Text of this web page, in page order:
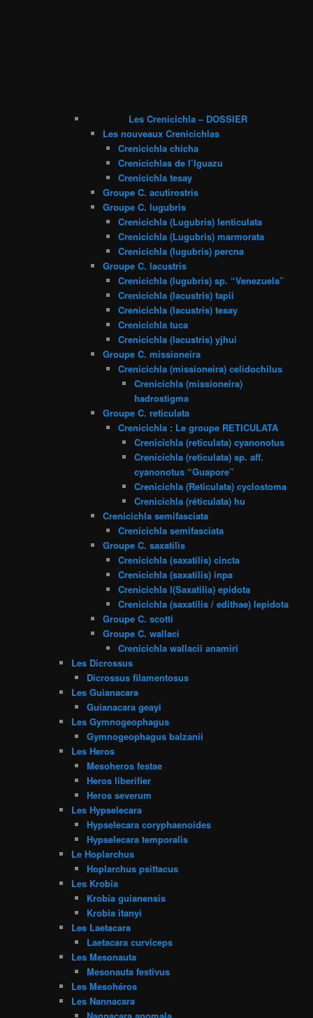
Les Crenicichla – DOSSIER
Les nouveaux Crenicichlas
Crenicichla chicha
Crenicichlas de l’Iguazu
Crenicichla tesay
Groupe C. acutirostris
Groupe C. lugubris
Crenicichla (Lugubris) lenticulata
Crenicichla (Lugubris) marmorata
Crenicichla (lugubris) percna
Groupe C. lacustris
Crenicichla (lugubris) sp. “Venezuela”
Crenicichla (lacustris) tapii
Crenicichla (lacustris) tesay
Crenicichla tuca
Crenicichla (lacustris) yjhui
Groupe C. missioneira
Crenicichla (missioneira) celidochilus
Crenicichla (missioneira)
hadrostigma
Groupe C. reticulata
Crenicichla : Le groupe RETICULATA
Crenicichla (reticulata) cyanonotus
Crenicichla (reticulata) sp. aff.
cyanonotus “Guapore”
Crenicichla (Reticulata) cyclostoma
Crenicichla (réticulata) hu
Crenicichla semifasciata
Crenicichla semifasciata
Groupe C. saxatilis
Crenicichla (saxatilis) cincta
Crenicichla (saxatilis) inpa
Crenicichla l(Saxatilia) epidota
Crenicichla (saxatilis / edithae) lepidota
Groupe C. scotti
Groupe C. wallaci
Crenicichla wallacii anamiri
Les Dicrossus
Dicrossus filamentosus
Les Guianacara
Guianacara geayi
Les Gymnogeophagus
Gymnogeophagus balzanii
Les Heros
Mesoheros festae
Heros liberifier
Heros severum
Les Hypselecara
Hypselecara coryphaenoides
Hypselecara temporalis
Le Hoplarchus
Hoplarchus psittacus
Les Krobia
Krobia guianensis
Krobia itanyi
Les Laetacara
Laetacara curviceps
Les Mesonauta
Mesonauta festivus
Les Mesohéros
Les Nannacara